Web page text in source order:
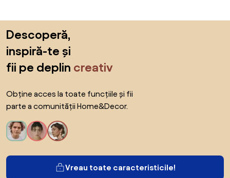
Descoperă,
inspiră-te și
fii pe deplin creativ
Obține acces la toate funcțiile și fii
parte a comunității Home&Decor.
Vreau toate caracteristicile!